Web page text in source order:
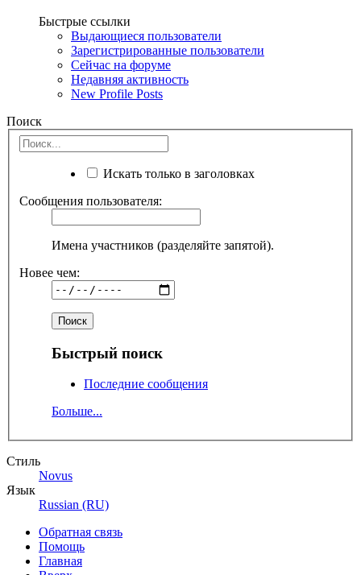
Быстрые ссылки
Выдающиеся пользователи
Зарегистрированные пользователи
Сейчас на форуме
Недавняя активность
New Profile Posts
Поиск
Искать только в заголовках
Сообщения пользователя:
Имена участников (разделяйте запятой).
Новее чем:
Быстрый поиск
Последние сообщения
Больше...
Стиль
Novus
Язык
Russian (RU)
Обратная связь
Помощь
Главная